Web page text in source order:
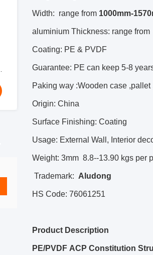
Width: range from 1000mm-
aluminium Thickness: range from
Coating: PE & PVDF
Guarantee: PE can keep 5-8
Paking way :Wooden case
Origin: China
Surface Finishing: Coating
Usage: External Wall, Interior
Weight: 3mm 8.8--13.90 kgs per
Trademark: Aludong
HS Code: 76061251
Product Description
PE/PVDF ACP Constitution